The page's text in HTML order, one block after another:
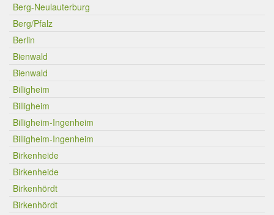
Berg-Neulauterburg
Berg/Pfalz
Berlin
Bienwald
Bienwald
Billigheim
Billigheim
Billigheim-Ingenheim
Billigheim-Ingenheim
Birkenheide
Birkenheide
Birkenhördt
Birkenhördt